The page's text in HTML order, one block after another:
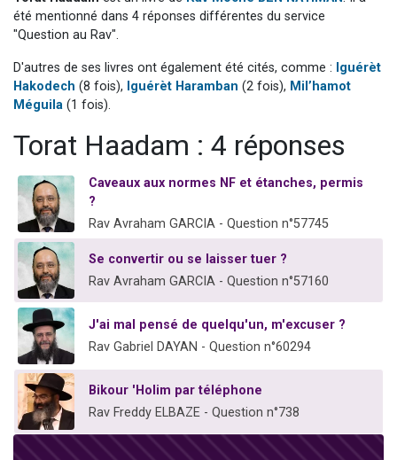
Ariel vient de donner son Maasser
Il reste 49 places pour étudier en groupe sur Zoom
été mentionné dans 4 réponses différentes du service
"Question au Rav".
D'autres de ses livres ont également été cités, comme : Iguérèt
Hakodech (8 fois), Iguérèt Haramban (2 fois), Mil’hamot
Méguila (1 fois).
Torat Haadam : 4 réponses
Caveaux aux normes NF et étanches, permis
?
Rav Avraham GARCIA - Question n°57745
Se convertir ou se laisser tuer ?
Rav Avraham GARCIA - Question n°57160
J'ai mal pensé de quelqu'un, m'excuser ?
Rav Gabriel DAYAN - Question n°60294
Bikour 'Holim par téléphone
Rav Freddy ELBAZE - Question n°738